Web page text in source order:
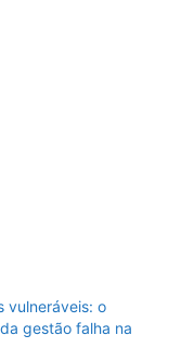
vulneráveis: o
gestão falha na